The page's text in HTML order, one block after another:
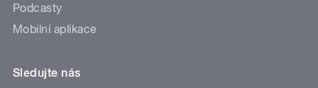
Podcasty
Mobilní aplikace
Sledujte nás